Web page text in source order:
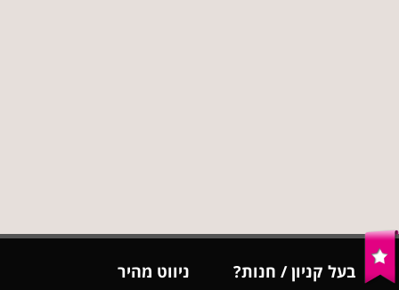
בעל קניון / חנות?
ניווט מהיר